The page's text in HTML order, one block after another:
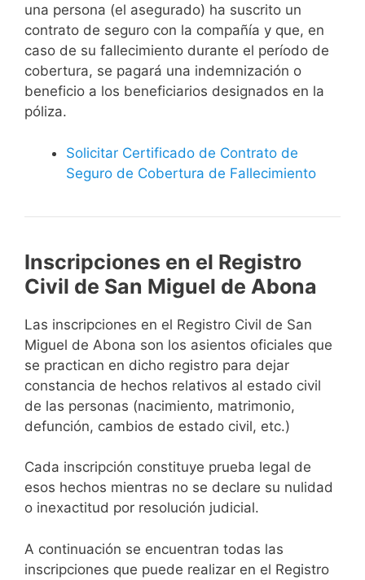
una persona (el asegurado) ha suscrito un
contrato de seguro con la compañía y que, en
caso de su fallecimiento durante el período de
cobertura, se pagará una indemnización o
beneficio a los beneficiarios designados en la
póliza.
Solicitar Certificado de Contrato de
Seguro de Cobertura de Fallecimiento
Inscripciones en el Registro
Civil de San Miguel de Abona
Las inscripciones en el Registro Civil de San
Miguel de Abona son los asientos oficiales que
se practican en dicho registro para dejar
constancia de hechos relativos al estado civil
de las personas (nacimiento, matrimonio,
defunción, cambios de estado civil, etc.)
Cada inscripción constituye prueba legal de
esos hechos mientras no se declare su nulidad
o inexactitud por resolución judicial.
A continuación se encuentran todas las
inscripciones que puede realizar en el Registro